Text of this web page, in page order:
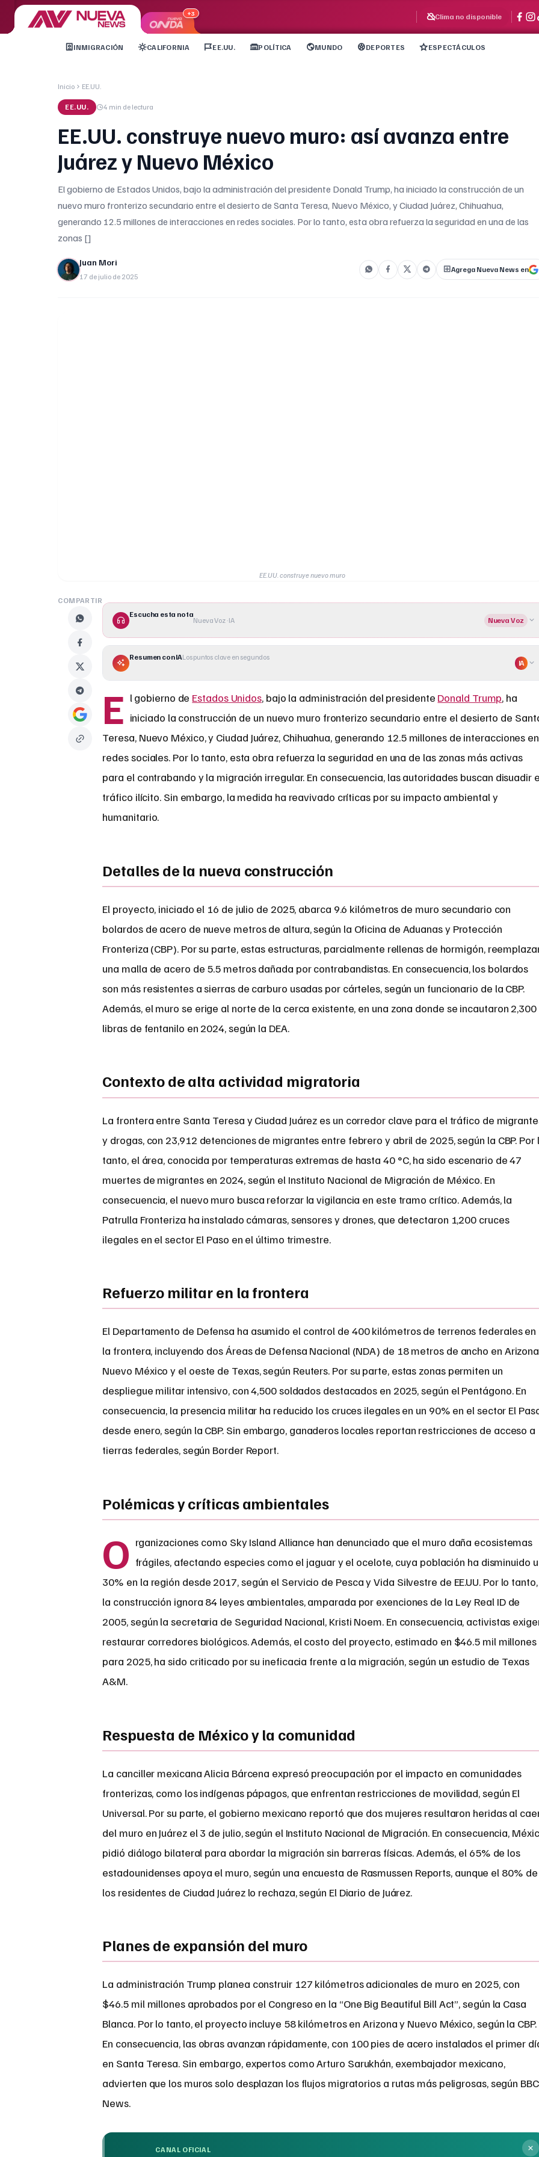
+3 Clima no disponible
INMIGRACIÓN CALIFORNIA EE.UU. POLÍTICA MUNDO DEPORTES ESPECTÁCULOS
Inicio EE.UU.
EE.UU. 4 min de lectura
EE.UU. construye nuevo muro: así avanza entre
Juárez y Nuevo México
El gobierno de Estados Unidos, bajo la administración del presidente Donald Trump, ha iniciado la construcción de un
nuevo muro fronterizo secundario entre el desierto de Santa Teresa, Nuevo México, y Ciudad Juárez, Chihuahua,
generando 12.5 millones de interacciones en redes sociales. Por lo tanto, esta obra refuerza la seguridad en una de las
zonas []
Juan Mori
17 de julio de 2025
Agrega Nueva News en
EE.UU. construye nuevo muro
COMPARTIR
Escucha esta nota
Nueva Voz · IA Nueva Voz
Resumen con IALos puntos clave en segundos
IA
E l gobierno de Estados Unidos, bajo la administración del presidente Donald Trump, ha
iniciado la construcción de un nuevo muro fronterizo secundario entre el desierto de
Teresa, Nuevo México, y Ciudad Juárez, Chihuahua, generando 12.5 millones de interacciones en
redes sociales. Por lo tanto, esta obra refuerza la seguridad en una de las zonas más activas
para el contrabando y la migración irregular. En consecuencia, las autoridades buscan disuadir
tráfico ilícito. Sin embargo, la medida ha reavivado críticas por su impacto ambiental y
humanitario.
Detalles de la nueva construcción
El proyecto, iniciado el 16 de julio de 2025, abarca 9.6 kilómetros de muro secundario con
bolardos de acero de nueve metros de altura, según la Oficina de Aduanas y Protección
Fronteriza (CBP). Por su parte, estas estructuras, parcialmente rellenas de hormigón,
una malla de acero de 5.5 metros dañada por contrabandistas. En consecuencia, los bolardos
son más resistentes a sierras de carburo usadas por cárteles, según un funcionario de la CBP.
Además, el muro se erige al norte de la cerca existente, en una zona donde se incautaron 2,300
libras de fentanilo en 2024, según la DEA.
Contexto de alta actividad migratoria
La frontera entre Santa Teresa y Ciudad Juárez es un corredor clave para el tráfico de
y drogas, con 23,912 detenciones de migrantes entre febrero y abril de 2025, según la CBP. Por
tanto, el área, conocida por temperaturas extremas de hasta 40 °C, ha sido escenario de 47
muertes de migrantes en 2024, según el Instituto Nacional de Migración de México. En
consecuencia, el nuevo muro busca reforzar la vigilancia en este tramo crítico. Además, la
Patrulla Fronteriza ha instalado cámaras, sensores y drones, que detectaron 1,200 cruces
ilegales en el sector El Paso en el último trimestre.
Refuerzo militar en la frontera
El Departamento de Defensa ha asumido el control de 400 kilómetros de terrenos federales en
la frontera, incluyendo dos Áreas de Defensa Nacional (NDA) de 18 metros de ancho en
Nuevo México y el oeste de Texas, según Reuters. Por su parte, estas zonas permiten un
despliegue militar intensivo, con 4,500 soldados destacados en 2025, según el Pentágono. En
consecuencia, la presencia militar ha reducido los cruces ilegales en un 90% en el sector El
desde enero, según la CBP. Sin embargo, ganaderos locales reportan restricciones de acceso a
tierras federales, según Border Report.
Polémicas y críticas ambientales
O rganizaciones como Sky Island Alliance han denunciado que el muro daña ecosistemas
frágiles, afectando especies como el jaguar y el ocelote, cuya población ha disminuido
30% en la región desde 2017, según el Servicio de Pesca y Vida Silvestre de EE.UU. Por lo tanto,
la construcción ignora 84 leyes ambientales, amparada por exenciones de la Ley Real ID de
2005, según la secretaria de Seguridad Nacional, Kristi Noem. En consecuencia, activistas
restaurar corredores biológicos. Además, el costo del proyecto, estimado en $46.5 mil millones
para 2025, ha sido criticado por su ineficacia frente a la migración, según un estudio de Texas
A&M.
Respuesta de México y la comunidad
La canciller mexicana Alicia Bárcena expresó preocupación por el impacto en comunidades
fronterizas, como los indígenas pápagos, que enfrentan restricciones de movilidad, según El
Universal. Por su parte, el gobierno mexicano reportó que dos mujeres resultaron heridas al
del muro en Juárez el 3 de julio, según el Instituto Nacional de Migración. En consecuencia,
pidió diálogo bilateral para abordar la migración sin barreras físicas. Además, el 65% de los
estadounidenses apoya el muro, según una encuesta de Rasmussen Reports, aunque el 80% de
los residentes de Ciudad Juárez lo rechaza, según El Diario de Juárez.
Planes de expansión del muro
La administración Trump planea construir 127 kilómetros adicionales de muro en 2025, con
$46.5 mil millones aprobados por el Congreso en la “One Big Beautiful Bill Act”, según la Casa
Blanca. Por lo tanto, el proyecto incluye 58 kilómetros en Arizona y Nuevo México, según la CBP.
En consecuencia, las obras avanzan rápidamente, con 100 pies de acero instalados el primer
en Santa Teresa. Sin embargo, expertos como Arturo Sarukhán, exembajador mexicano,
advierten que los muros solo desplazan los flujos migratorios a rutas más peligrosas, según BBC
News.
CANAL OFICIAL